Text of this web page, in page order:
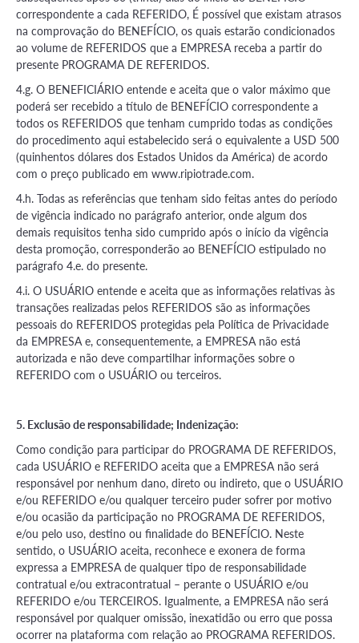
correspondente a cada REFERIDO, É possível que existam atrasos
na comprovação do BENEFÍCIO, os quais estarão condicionados
ao volume de REFERIDOS que a EMPRESA receba a partir do
presente PROGRAMA DE REFERIDOS.
4.g. O BENEFICIÁRIO entende e aceita que o valor máximo que
poderá ser recebido a título de BENEFÍCIO correspondente a
todos os REFERIDOS que tenham cumprido todas as condições
do procedimento aqui estabelecido será o equivalente a USD 500
(quinhentos dólares dos Estados Unidos da América) de acordo
com o preço publicado em www.ripiotrade.com.
4.h. Todas as referências que tenham sido feitas antes do período
de vigência indicado no parágrafo anterior, onde algum dos
demais requisitos tenha sido cumprido após o início da vigência
desta promoção, corresponderão ao BENEFÍCIO estipulado no
parágrafo 4.e. do presente.
4.i. O USUÁRIO entende e aceita que as informações relativas às
transações realizadas pelos REFERIDOS são as informações
pessoais do REFERIDOS protegidas pela Política de Privacidade
da EMPRESA e, consequentemente, a EMPRESA não está
autorizada e não deve compartilhar informações sobre o
REFERIDO com o USUÁRIO ou terceiros.
5. Exclusão de responsabilidade; Indenização:
Como condição para participar do PROGRAMA DE REFERIDOS,
cada USUÁRIO e REFERIDO aceita que a EMPRESA não será
responsável por nenhum dano, direto ou indireto, que o USUÁRIO
e/ou REFERIDO e/ou qualquer terceiro puder sofrer por motivo
e/ou ocasião da participação no PROGRAMA DE REFERIDOS,
e/ou pelo uso, destino ou finalidade do BENEFÍCIO. Neste
sentido, o USUÁRIO aceita, reconhece e exonera de forma
expressa a EMPRESA de qualquer tipo de responsabilidade
contratual e/ou extracontratual – perante o USUÁRIO e/ou
REFERIDO e/ou TERCEIROS. Igualmente, a EMPRESA não será
responsável por qualquer omissão, inexatidão ou erro que possa
ocorrer na plataforma com relação ao PROGRAMA REFERIDOS.